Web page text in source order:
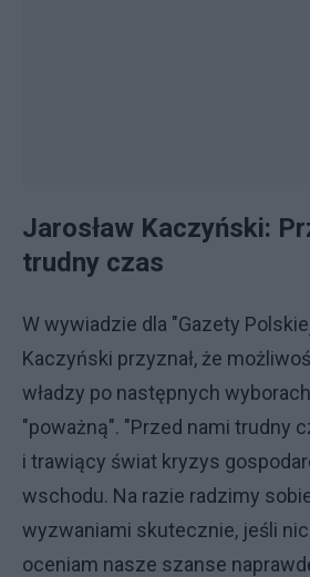
Jarosław Kaczyński:
trudny czas
W wywiadzie dla "Gazety
Kaczyński przyznał, że
władzy po następnych
"poważną". "Przed nami trudny
i trawiący świat kryzys
wschodu. Na razie radzimy
wyzwaniami skutecznie, jeśli
oceniam nasze szanse